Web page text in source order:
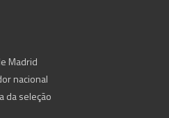
Madrid
nacional
da seleção